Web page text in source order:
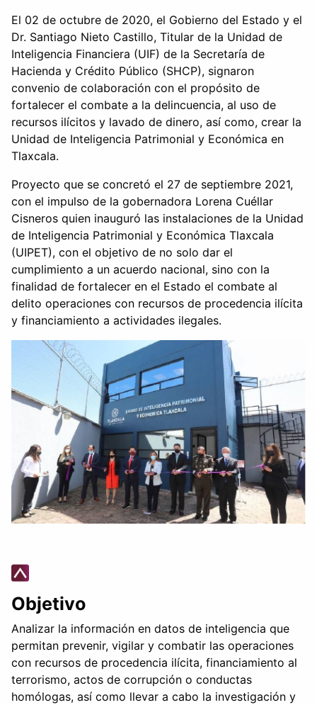
El 02 de octubre de 2020, el Gobierno del Estado y el
Dr. Santiago Nieto Castillo, Titular de la Unidad de
Inteligencia Financiera (UIF) de la Secretaría de
Hacienda y Crédito Público (SHCP), signaron
convenio de colaboración con el propósito de
fortalecer el combate a la delincuencia, al uso de
recursos ilícitos y lavado de dinero, así como, crear la
Unidad de Inteligencia Patrimonial y Económica en
Tlaxcala.
Proyecto que se concretó el 27 de septiembre 2021,
con el impulso de la gobernadora Lorena Cuéllar
Cisneros quien inauguró las instalaciones de la Unidad
de Inteligencia Patrimonial y Económica Tlaxcala
(UIPET), con el objetivo de no solo dar el
cumplimiento a un acuerdo nacional, sino con la
finalidad de fortalecer en el Estado el combate al
delito operaciones con recursos de procedencia ilícita
y financiamiento a actividades ilegales.
Objetivo
Analizar la información en datos de inteligencia que
permitan prevenir, vigilar y combatir las operaciones
con recursos de procedencia ilícita, financiamiento al
terrorismo, actos de corrupción o conductas
homólogas, así como llevar a cabo la investigación y